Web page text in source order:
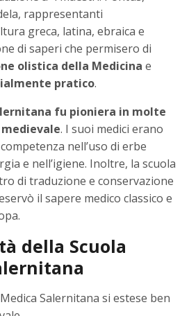
rappresentanti
greca, latina, ebraica e
di saperi che permisero di
olistica della Medicina e
pratico.
fu pioniera in molte
. I suoi medici erano
nell’uso di erbe
e nell’igiene. Inoltre, la scuola
di traduzione e conservazione
il sapere medico classico e
della Scuola
Salernitana si estese ben